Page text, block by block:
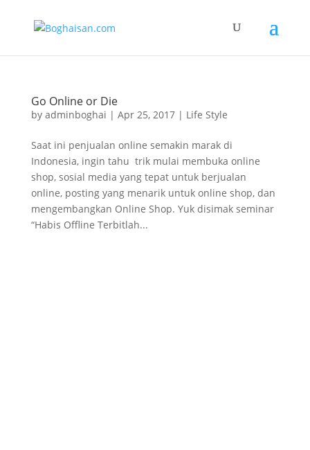
Go Online or Die
by adminboghai | Apr 25, 2017| Life Style
Saat ini penjualan online semakin marak di
Indonesia, ingin tahu trik mulai membuka online
shop, sosial media yang tepat untuk berjualan
online, posting yang menarik untuk online shop, dan
mengembangkan Online Shop. Yuk disimak seminar
“Habis Offline Terbitlah...